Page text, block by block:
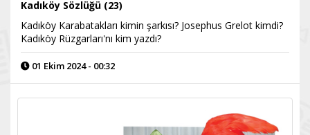
Kadıköy Sözlüğü (23)
Kadıköy Karabatakları kimin şarkısı? Josephus Grelot kimdi?
Kadıköy Rüzgarları'nı kim yazdı?
01 Ekim 2024 - 00:32